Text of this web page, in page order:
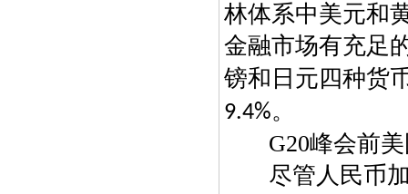
林体系中美元和
金融市场有充足
镑和日元四种货
9.4%。
G20峰会前
尽管人民币